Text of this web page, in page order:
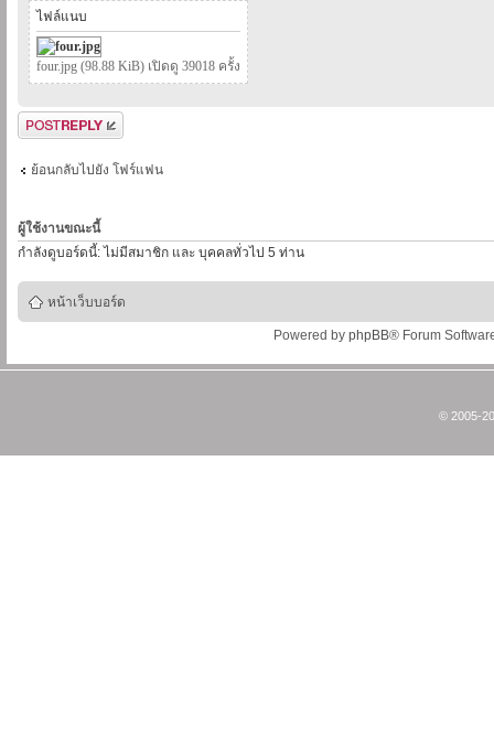
ไฟล์แนบ
four.jpg (98.88 KiB) เปิดดู 39018 ครั้ง
ตอบกระทู้
ย้อนกลับไปยัง โฟร์แฟน
ผู้ใช้งานขณะนี้
กำลังดูบอร์ดนี้: ไม่มีสมาชิก และ บุคคลทั่วไป 5 ท่าน
หน้าเว็บบอร์ด
Powered by phpBB® Forum
© 2005-